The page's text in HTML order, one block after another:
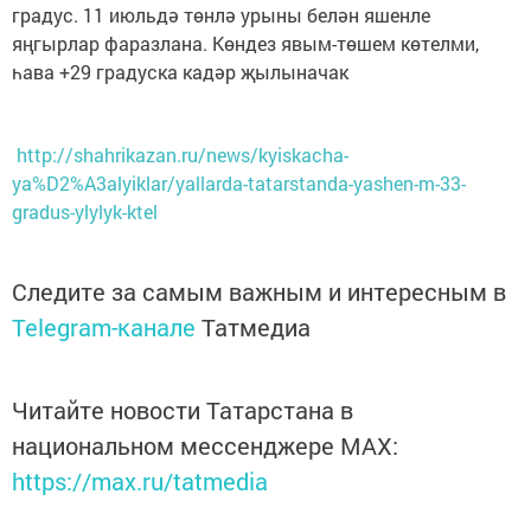
градус. 11 июльдә төнлә урыны белән яшенле
яңгырлар фаразлана. Көндез явым-төшем көтелми,
һава +29 градуска кадәр җылыначак
http://shahrikazan.ru/news/kyiskacha-
ya%D2%A3alyiklar/yallarda-tatarstanda-yashen-m-33-
gradus-ylylyk-ktel
Следите за самым важным и интересным в
Telegram-канале Татмедиа
Читайте новости Татарстана в
национальном мессенджере MАХ:
https://max.ru/tatmedia